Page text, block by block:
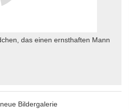
das einen ernsthaften Mann
Bildergalerie